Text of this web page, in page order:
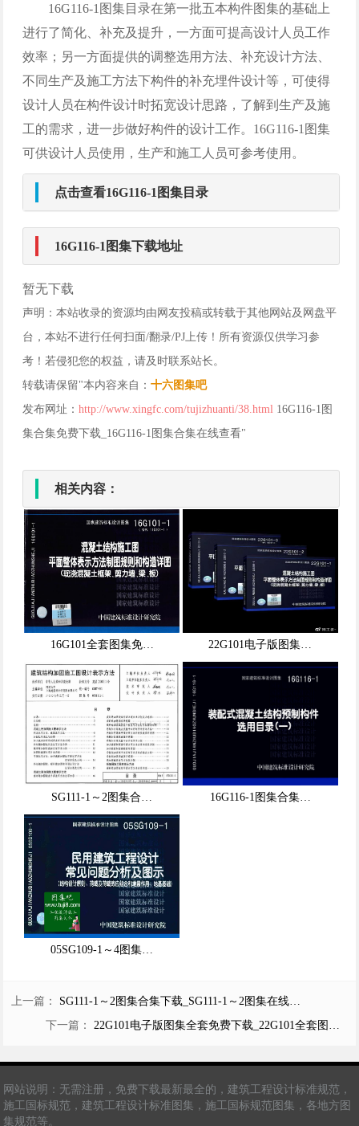
16G116-1图集目录在第一批五本构件图集的基础上
进行了简化、补充及提升，一方面可提高设计人员工作
效率；另一方面提供的调整选用方法、补充设计方法、
不同生产及施工方法下构件的补充埋件设计等，可使得
设计人员在构件设计时拓宽设计思路，了解到生产及施
工的需求，进一步做好构件的设计工作。16G116-1图集
可供设计人员使用，生产和施工人员可参考使用。
点击查看16G116-1图集目录
16G116-1图集下载地址
暂无下载
声明：本站收录的资源均由网友投稿或转载于其他网站及网盘平
台，本站不进行任何扫面/翻录/PJ上传！所有资源仅供学习参
考！若侵犯您的权益，请及时联系站长。
转载请保留"本内容来自：十六图集吧
发布网址：http://www.xingfc.com/tujizhuanti/38.html 16G116-1图
集合集免费下载_16G116-1图集合集在线查看"
相关内容：
16G101全套图集免… 22G101电子版图集…
SG111-1～2图集合… 16G116-1图集合集…
05SG109-1～4图集…
上一篇： SG111-1～2图集合集下载_SG111-1～2图集在线…
下一篇： 22G101电子版图集全套免费下载_22G101全套图…
网站说明： 无需注册，免费下载最新最全的，建筑工程设计标准规范，
施工国标规范，建筑工程设计标准图集，施工国标规范图集，各地方图
集规范等。